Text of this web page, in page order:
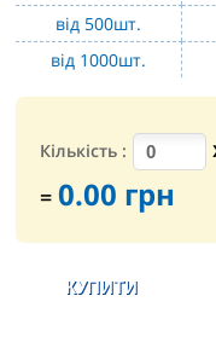
від 500шт.
від 1000шт.
Кількість :
=0.00 грн